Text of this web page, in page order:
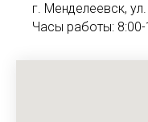
г. Менделеевск,
Часы работы: 8:00-